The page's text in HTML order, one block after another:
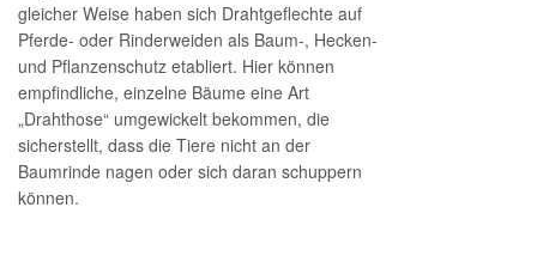
gleicher Weise haben sich Drahtgeflechte auf
Pferde- oder Rinderweiden als Baum-, Hecken-
und Pflanzenschutz etabliert. Hier können
empfindliche, einzelne Bäume eine Art
„Drahthose“ umgewickelt bekommen, die
sicherstellt, dass die Tiere nicht an der
Baumrinde nagen oder sich daran schuppern
können.